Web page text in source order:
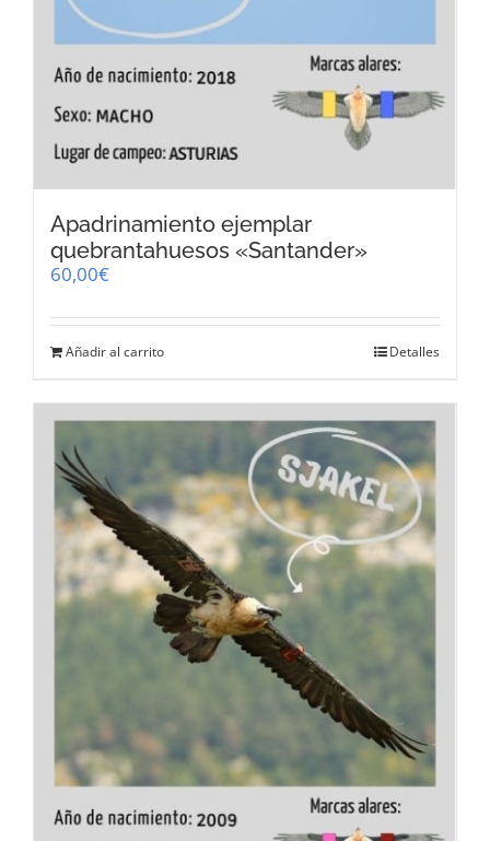
Apadrinamiento ejemplar
quebrantahuesos «Santander»
60,00€
Añadir al carrito Detalles